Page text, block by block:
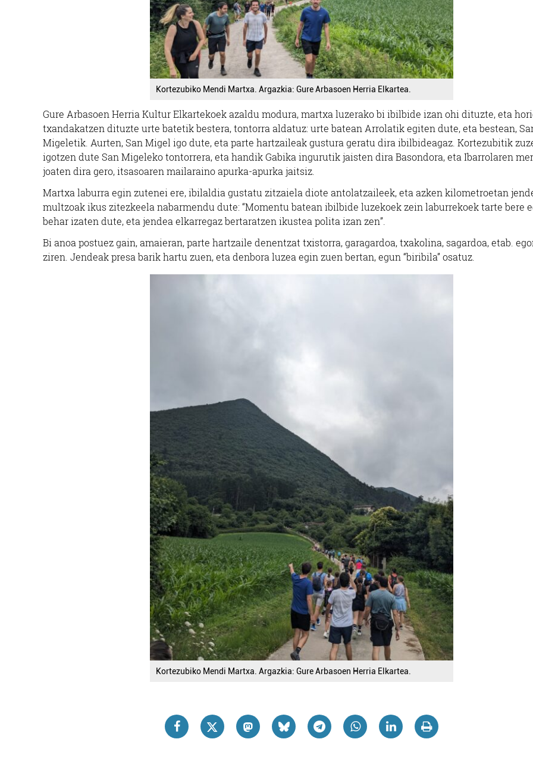
Kortezubiko Mendi Martxa. Argazkia: Gure Arbasoen Herria Elkartea.
Gure Arbasoen Herria Kultur Elkartekoek azaldu modura, martxa luzerako bi ibilbide izan ohi dituzte, eta
txandakatzen dituzte urte batetik bestera, tontorra aldatuz: urte batean Arrolatik egiten dute, eta bestean,
Migeletik. Aurten, San Migel igo dute, eta parte hartzaileak gustura geratu dira ibilbideagaz. Kortezubitik
igotzen dute San Migeleko tontorrera, eta handik Gabika ingurutik jaisten dira Basondora, eta Ibarrolaren
joaten dira gero, itsasoaren mailaraino apurka-apurka jaitsiz.
Martxa laburra egin zutenei ere, ibilaldia gustatu zitzaiela diote antolatzaileek, eta azken kilometroetan
multzoak ikus zitezkeela nabarmendu dute: “Momentu batean ibilbide luzekoek zein laburrekoek tarte bere
behar izaten dute, eta jendea elkarregaz bertaratzen ikustea polita izan zen”.
Bi anoa postuez gain, amaieran, parte hartzaile denentzat txistorra, garagardoa, txakolina, sagardoa, etab.
ziren. Jendeak presa barik hartu zuen, eta denbora luzea egin zuen bertan, egun “biribila” osatuz.
Kortezubiko Mendi Martxa. Argazkia: Gure Arbasoen Herria Elkartea.